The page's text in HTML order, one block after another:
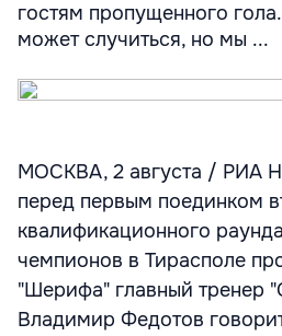
гостям пропущенного
может случиться, но мы ...
МОСКВА, 2 августа / РИА
перед первым поединком
квалификационного
чемпионов в Тирасполе
"Шерифа" главный тренер
Владимир Федотов